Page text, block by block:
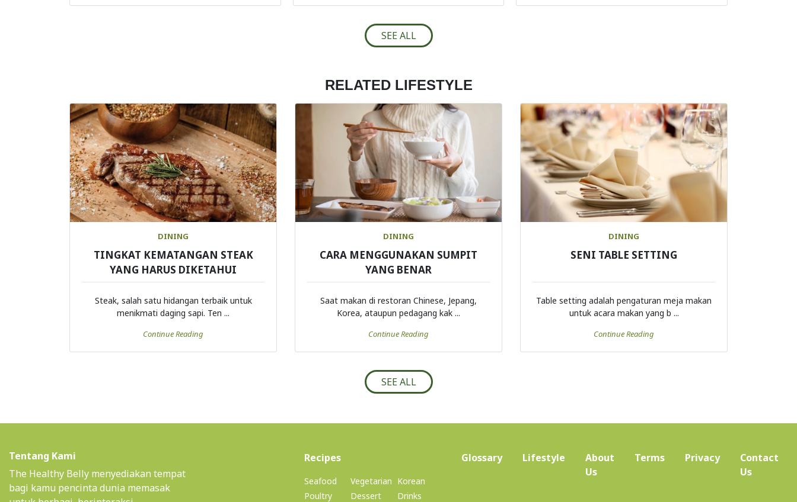
SEE ALL
RELATED LIFESTYLE
DINING
TINGKAT KEMATANGAN STEAK
YANG HARUS DIKETAHUI
Steak, salah satu hidangan terbaik untuk
menikmati daging sapi. Ten ...
Continue Reading
DINING
CARA MENGGUNAKAN SUMPIT
YANG BENAR
Saat makan di restoran Chinese, Jepang,
Korea, ataupun pedagang kak ...
Continue Reading
DINING
SENI TABLE SETTING
Table setting adalah pengaturan meja makan
untuk acara makan yang b ...
Continue Reading
SEE ALL
Tentang Kami
The Healthy Belly menyediakan tempat
bagi kamu pencinta dunia memasak
Recipes(current)
Seafood
Poultry
Vegetarian
Dessert
Korean
Drinks
Glossary Lifestyle
About
Us(current)
Terms Privacy
Contact
Us